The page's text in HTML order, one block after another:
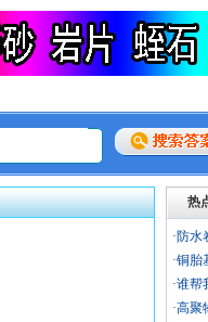
热
·防水
·铜胎
·谁帮
·高聚